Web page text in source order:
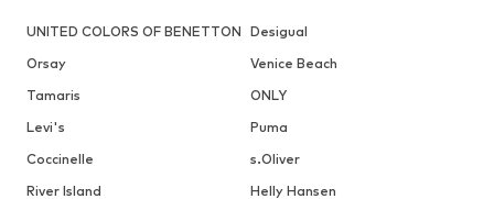
UNITED COLORS OF BENETTON Desigual
Orsay
Venice Beach
Tamaris
ONLY
Levi's
Puma
Coccinelle
s.Oliver
River Island
Helly Hansen